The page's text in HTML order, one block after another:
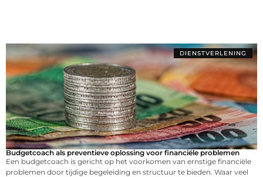
DIENSTVERLENING
Budgetcoach als preventieve oplossing voor financiële problemen
Een budgetcoach is gericht op het voorkomen van ernstige financiële
problemen door tijdige begeleiding en structuur te bieden. Waar veel